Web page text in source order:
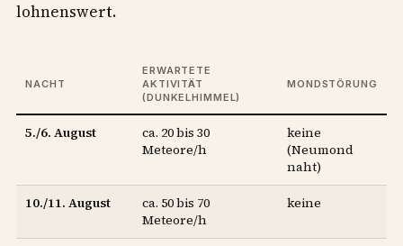
lohnenswert.
NACHT
ERWARTETE
AKTIVITÄT
(DUNKELHIMMEL)
MONDSTÖRUNG
5./6. August
ca. 20 bis 30
Meteore/h
keine
(Neumond
naht)
10./11. August
ca. 50 bis 70
Meteore/h
keine